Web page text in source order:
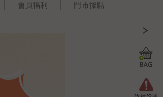
會員福利
門市據點